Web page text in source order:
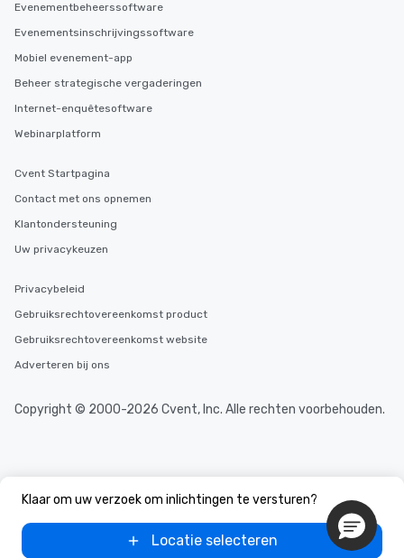
Klaar om uw verzoek om inlichtingen te versturen?
Locatie selecteren
Evenementbeheerssoftware
Evenementsinschrijvingssoftware
Mobiel evenement-app
Beheer strategische vergaderingen
Internet-enquêtesoftware
Webinarplatform
Cvent Startpagina
Contact met ons opnemen
Klantondersteuning
Uw privacykeuzen
Privacybeleid
Gebruiksrechtovereenkomst product
Gebruiksrechtovereenkomst website
Adverteren bij ons
Copyright © 2000-2026 Cvent, Inc. Alle rechten voorbehouden.